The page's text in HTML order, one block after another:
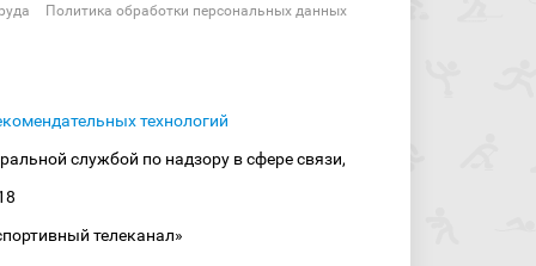
Политика обработки персональных данных
технологий
службой по надзору в сфере связи,
телеканал»